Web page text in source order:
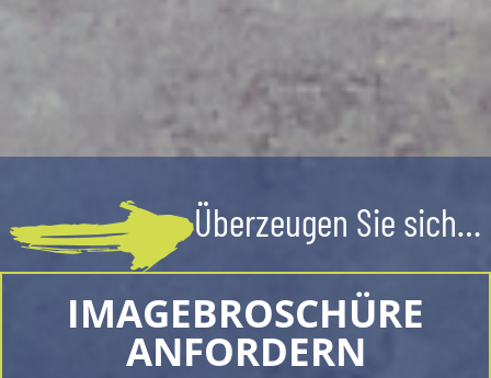
Überzeugen Sie sich…
IMAGEBROSCHÜRE
ANFORDERN